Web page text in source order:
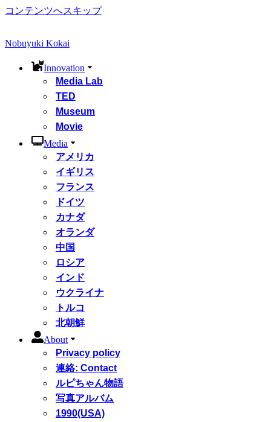
コンテンツへスキップ
Nobuyuki Kokai
Innovation
Media Lab
TED
Museum
Movie
Media
アメリカ
イギリス
フランス
ドイツ
カナダ
オランダ
中国
ロシア
インド
ウクライナ
トルコ
北朝鮮
About
Privacy policy
連絡: Contact
ルピちゃん物語
写真アルバム
1990(USA)